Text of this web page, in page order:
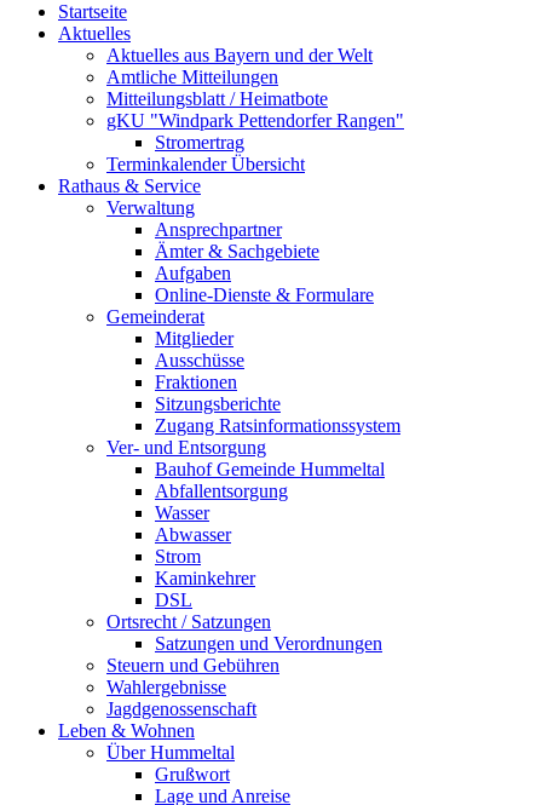
Startseite
Aktuelles
Aktuelles aus Bayern und der Welt
Amtliche Mitteilungen
Mitteilungsblatt / Heimatbote
gKU "Windpark Pettendorfer Rangen"
Stromertrag
Terminkalender Übersicht
Rathaus & Service
Verwaltung
Ansprechpartner
Ämter & Sachgebiete
Aufgaben
Online-Dienste & Formulare
Gemeinderat
Mitglieder
Ausschüsse
Fraktionen
Sitzungsberichte
Zugang Ratsinformationssystem
Ver- und Entsorgung
Bauhof Gemeinde Hummeltal
Abfallentsorgung
Wasser
Abwasser
Strom
Kaminkehrer
DSL
Ortsrecht / Satzungen
Satzungen und Verordnungen
Steuern und Gebühren
Wahlergebnisse
Jagdgenossenschaft
Leben & Wohnen
Über Hummeltal
Grußwort
Lage und Anreise